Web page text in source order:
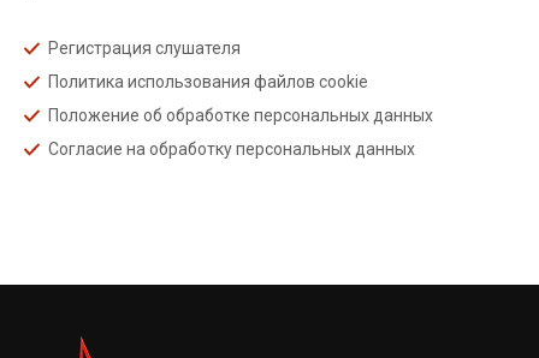
Регистрация слушателя
Политика использования файлов cookie
Положение об обработке персональных данных
Согласие на обработку персональных данных